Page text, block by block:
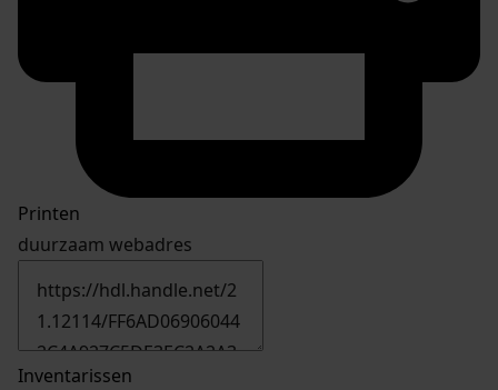
Printen
duurzaam webadres
Inventarissen